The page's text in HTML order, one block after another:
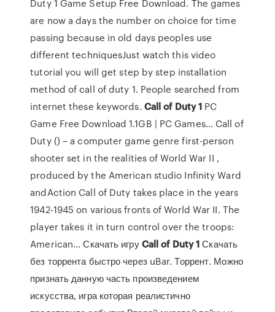
Duty 1 Game Setup Free Download. The games
are now a days the number on choice for time
passing because in old days peoples use
different techniquesJust watch this video
tutorial you will get step by step installation
method of call of duty 1. People searched from
internet these keywords. Call of Duty1 PC
Game Free Download 1.1GB | PC Games… Call of
Duty () – a computer game genre first-person
shooter set in the realities of World War II ,
produced by the American studio Infinity Ward
andAction Call of Duty takes place in the years
1942-1945 on various fronts of World War II. The
player takes it in turn control over the troops:
American... Скачать игруCall of Duty1Скачать
без торрента быстро через uBar. Торрент. Можно
признать данную часть произведением
искусства, игра которая реалистично